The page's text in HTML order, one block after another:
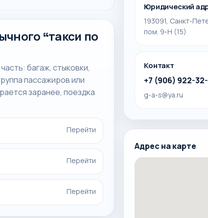
“такси по
багаж, стыковки,
пассажиров или
заранее, поездка
Перейти
Перейти
Перейти
Юридический
193091, Санкт-
пом. 9-Н (15)
Контакт
+7 (906) 922-
g-a-s@ya.ru
Адрес на карте